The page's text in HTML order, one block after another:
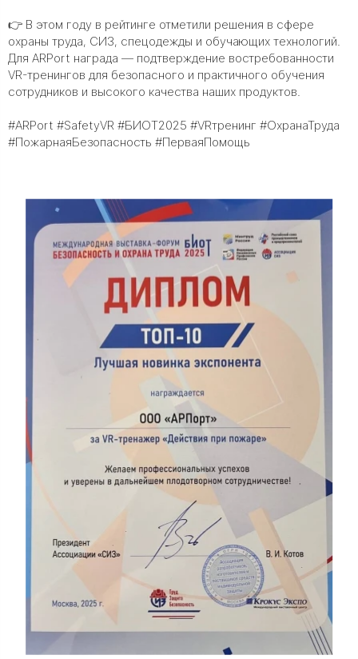
👉 В этом году в рейтинге отметили решения в сфере
охраны труда, СИЗ, спецодежды и обучающих технологий.
Для ARPort награда — подтверждение востребованности
VR-тренингов для безопасного и практичного обучения
сотрудников и высокого качества наших продуктов.
#ARPort #SafetyVR #БИОТ2025 #VRтренинг #ОхранаТруда
#ПожарнаяБезопасность #ПерваяПомощь